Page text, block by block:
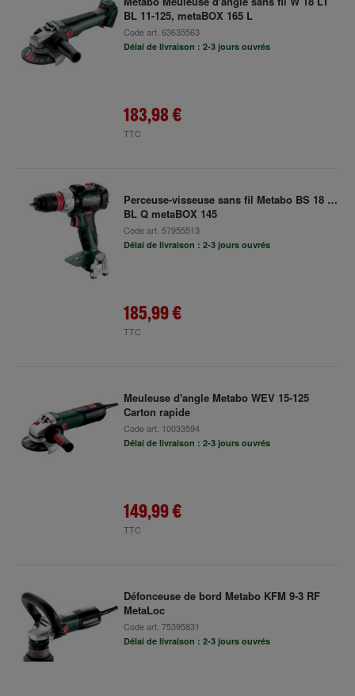
BL 11-125, metaBOX 165 L
Code art. 63635563
Délai de livraison : 2-3 jours ouvrés
183,98 €
TTC
Perceuse-visseuse sans fil Metabo BS 18 LT
BL Q metaBOX 145
Code art. 57955513
Délai de livraison : 2-3 jours ouvrés
185,99 €
TTC
Meuleuse d'angle Metabo WEV 15-125
Carton rapide
Code art. 10033594
Délai de livraison : 2-3 jours ouvrés
149,99 €
TTC
Défonceuse de bord Metabo KFM 9-3 RF
MetaLoc
Code art. 75395831
Délai de livraison : 2-3 jours ouvrés